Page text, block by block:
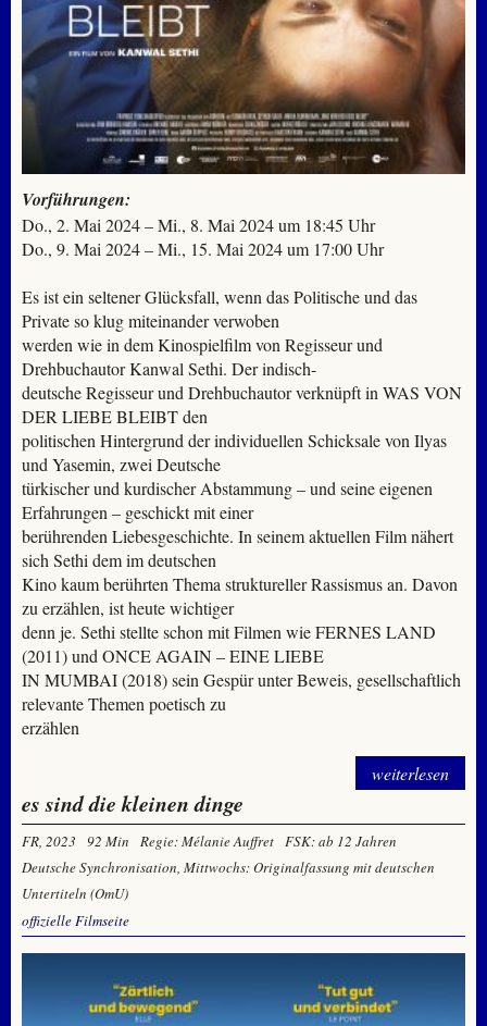
Vorführungen:
Do., 2. Mai 2024 – Mi., 8. Mai 2024 um 18:45 Uhr
Do., 9. Mai 2024 – Mi., 15. Mai 2024 um 17:00 Uhr
Es ist ein seltener Glücksfall, wenn das Politische und das
Private so klug miteinander verwoben
werden wie in dem Kinospielfilm von Regisseur und
Drehbuchautor Kanwal Sethi. Der indisch-
deutsche Regisseur und Drehbuchautor verknüpft in WAS VON
DER LIEBE BLEIBT den
politischen Hintergrund der individuellen Schicksale von Ilyas
und Yasemin, zwei Deutsche
türkischer und kurdischer Abstammung – und seine eigenen
Erfahrungen – geschickt mit einer
berührenden Liebesgeschichte. In seinem aktuellen Film nähert
sich Sethi dem im deutschen
Kino kaum berührten Thema struktureller Rassismus an. Davon
zu erzählen, ist heute wichtiger
denn je. Sethi stellte schon mit Filmen wie FERNES LAND
(2011) und ONCE AGAIN – EINE LIEBE
IN MUMBAI (2018) sein Gespür unter Beweis, gesellschaftlich
relevante Themen poetisch zu
erzählen
weiterlesen
es sind die kleinen dinge
FR, 2023 92 Min Regie: Mélanie Auffret
FSK: ab 12 Jahren
Deutsche Synchronisation, Mittwochs: Originalfassung mit deutschen
Untertiteln (OmU)
offizielle Filmseite